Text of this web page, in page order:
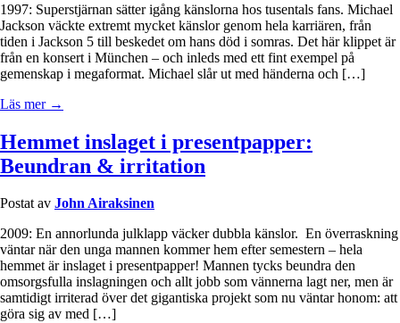
1997: Superstjärnan sätter igång känslorna hos tusentals fans. Michael
Jackson väckte extremt mycket känslor genom hela karriären, från
tiden i Jackson 5 till beskedet om hans död i somras. Det här klippet är
från en konsert i München – och inleds med ett fint exempel på
gemenskap i megaformat. Michael slår ut med händerna och […]
Läs mer →
Hemmet inslaget i presentpapper:
Beundran & irritation
Postat av John Airaksinen
2009: En annorlunda julklapp väcker dubbla känslor. En överraskning
väntar när den unga mannen kommer hem efter semestern – hela
hemmet är inslaget i presentpapper! Mannen tycks beundra den
omsorgsfulla inslagningen och allt jobb som vännerna lagt ner, men är
samtidigt irriterad över det gigantiska projekt som nu väntar honom: att
göra sig av med […]